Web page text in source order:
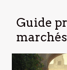
Guide